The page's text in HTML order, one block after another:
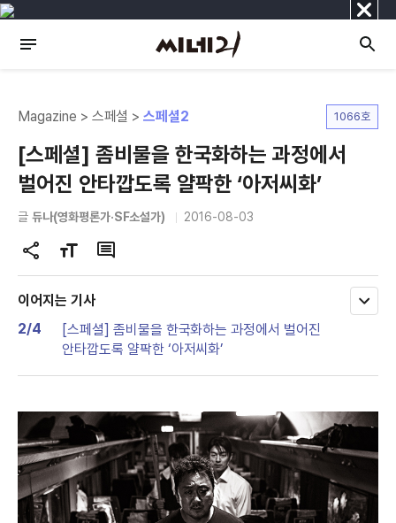
닫
기
Magazine > 스페셜 >스페셜2 1066호
[스페셜] 좀비물을 한국화하는 과정에서
벌어진 안타깝도록 얄팍한 ‘아저씨화’
글 듀나(영화평론가·SF소설가) 2016-08-03
공
유
하
글
자
크
변
경
댓
글
이어지는 기사
2/4
[스페셜] 좀비물을 한국화하는 과정에서 벌어진
안타깝도록 얄팍한 ‘아저씨화’
모